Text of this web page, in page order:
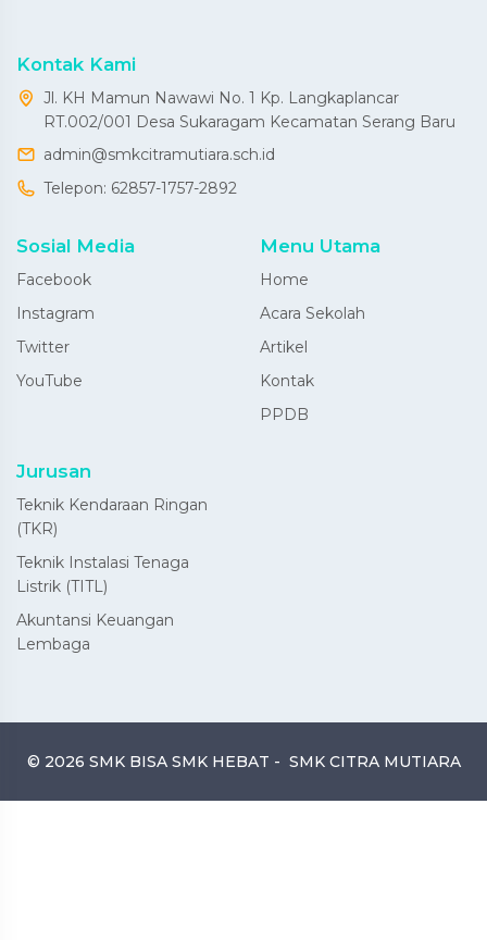
Kontak Kami
Jl. KH Mamun Nawawi No. 1 Kp. Langkaplancar
RT.002/001 Desa Sukaragam Kecamatan Serang Baru
admin@smkcitramutiara.sch.id
Telepon: 62857-1757-2892
Sosial Media
Facebook
Instagram
Twitter
YouTube
Menu Utama
Home
Acara Sekolah
Artikel
Kontak
PPDB
Jurusan
Teknik Kendaraan Ringan
(TKR)
Teknik Instalasi Tenaga
Listrik (TITL)
Akuntansi Keuangan
Lembaga
© 2026 SMK BISA SMK HEBAT - SMK CITRA MUTIARA